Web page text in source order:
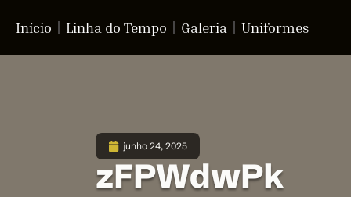
Início Linha do Tempo Galeria Uniformes
junho 24, 2025
zFPWdwPk